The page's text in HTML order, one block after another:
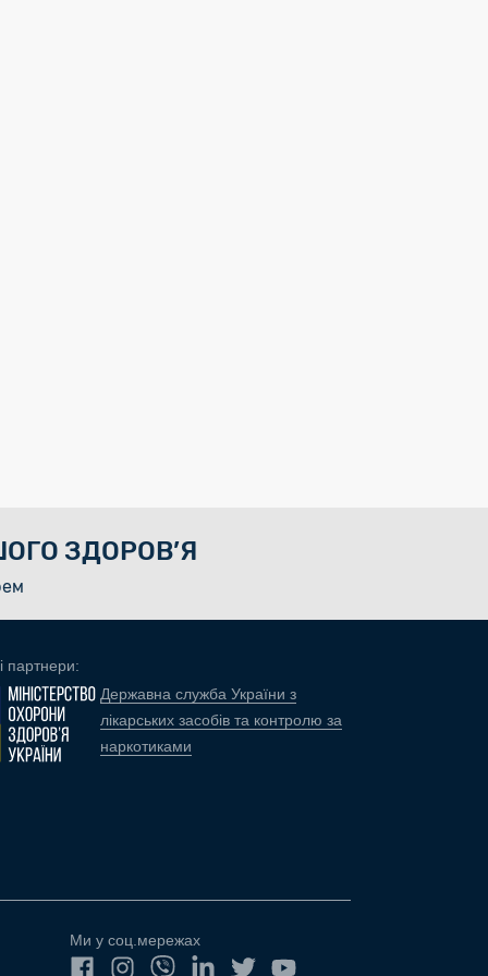
ЗДОРОВ’Я
партнери:
Державна служба України з
лікарських засобів та контролю за
наркотиками
Ми у соц.мережах